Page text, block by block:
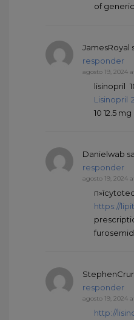
of
JamesRoyal
responder
agosto 19, 2024
lisinopril
Lisinopril
10 12.5 mg
Danielwab
responder
agosto 19, 2024
https://
responder
agosto 19, 2024
http://